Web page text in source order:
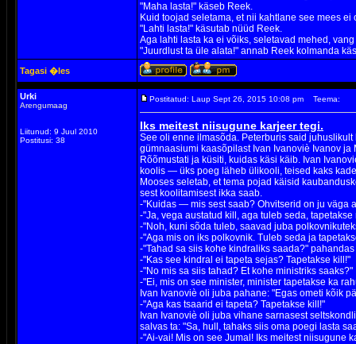
"Maha lasta!" käseb Reek.
Kuid toojad seletama, et nii kahtlane see mees ei
"Lahti lasta!" käsutab nüüd Reek.
Aga lahti lasta ka ei võiks, seletavad mehed,
"Juurdlust ta üle alata!" annab Reek kolmanda
Tagasi �les
Urki
Arengumaag
Liitunud: 9 Juul 2010
Postitusi: 38
Postitatud: Laup Sept 26, 2015 10:08 pm Teema:
Iks meitest niisugune karjeer tegi.
See oli enne ilmasõda. Peterburis said
gümnaasiumi kaasõpilast Ivan Ivanoviè Ivanov ja
Rõõmustati ja küsiti, kuidas käsi käib. Ivan
koolis — üks poeg läheb ülikooli, teised kaks
Mooses seletab, et tema pojad käisid
sest koolitamisest ikka saab.
-"Kuidas — mis sest saab? Ohvitserid on ju väga
-"Ja, vega austatud kill, aga tuleb seda,
-"Noh, kuni sõda tuleb, saavad juba
-"Aga mis on iks polkovnik. Tuleb seda ja
-"Tahad sa siis kohe kindraliks saada?"
-"Kas see kindral ei tapeta sejas? Tapetakse kill!"
-"No mis sa siis tahad? Et kohe ministriks saaks?"
-"Ei, mis on see minister, minister tapetakse ka
Ivan Ivanoviè oli juba pahane: "Egas ometi kõik
-"Aga kas tsaarid ei tapeta? Tapetakse kill!"
Ivan Ivanoviè oli juba vihane sarnasest
salvas ta: "Sa, hull, tahaks siis oma poegi lasta
-"Ai-vai! Mis on see Jumal! Iks meitest niisugune